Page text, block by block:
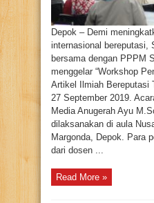
Depok – Demi
internasional bereputasi,
bersama dengan PPPM
menggelar “Workshop
Artikel Ilmiah Bereputasi
27 September 2019.
Media Anugerah Ayu
dilaksanakan di aula
Margonda, Depok. Para
dari dosen ...
Read More »